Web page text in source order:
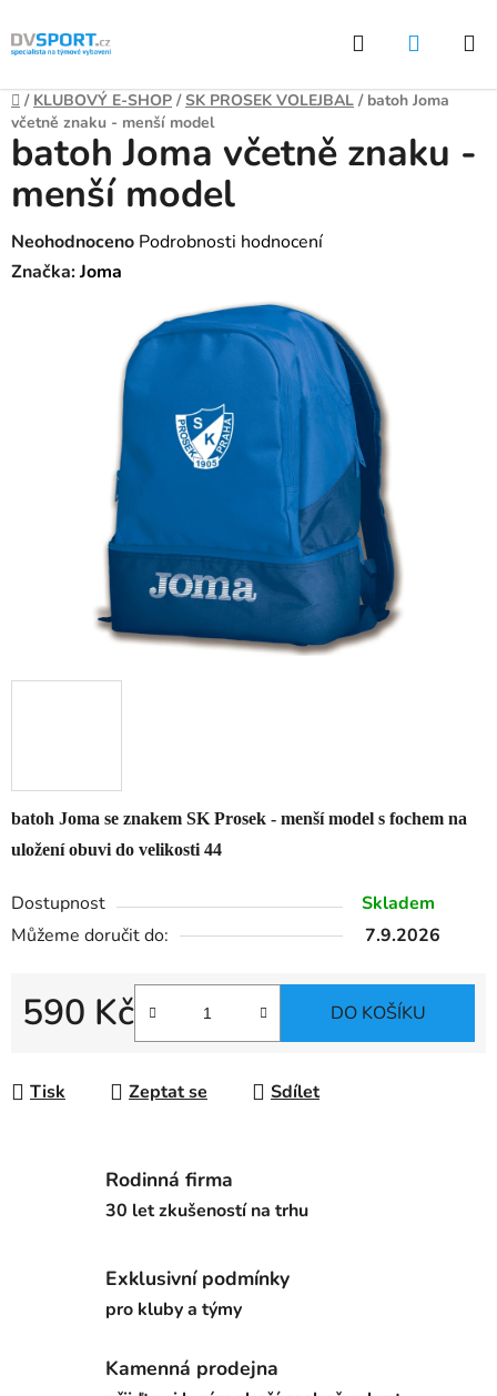
Přejít
na
Hledat
Domů
/ KLUBOVÝ E-SHOP / SK PROSEK VOLEJBAL / batoh Joma
včetně znaku - menší model
batoh Joma se znakem SK Prosek - menší model s fochem na
uložení obuvi do velikosti 44
Dostupnost
Skladem
Můžeme doručit do:
7.9.2026
590 Kč DO KOŠÍKU
Tisk Zeptat se Sdílet
batoh Joma včetně znaku -
menší model
Průměrné
hodnocení
Neohodnoceno Podrobnosti hodnocení
Značka:Joma
Rodinná firma
30 let zkušeností na trhu
Exklusivní podmínky
pro kluby a týmy
Kamenná prodejna